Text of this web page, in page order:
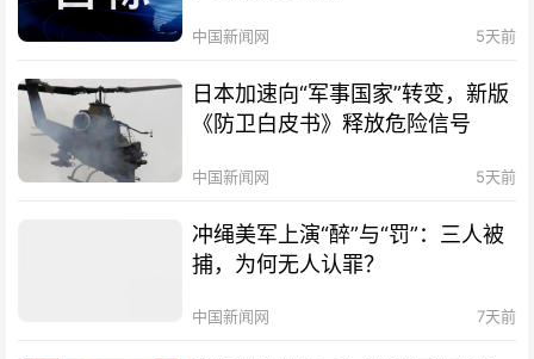
中国新闻网 5天前
日本加速向“军事国家”转变，新版
《防卫白皮书》释放危险信号
中国新闻网 5天前
冲绳美军上演“醉”与“罚”：三人被
捕，为何无人认罪？
中国新闻网 7天前